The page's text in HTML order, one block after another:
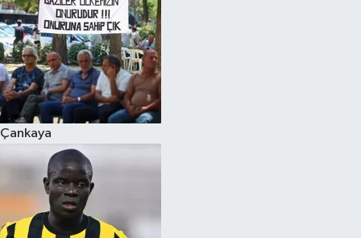
Çankaya